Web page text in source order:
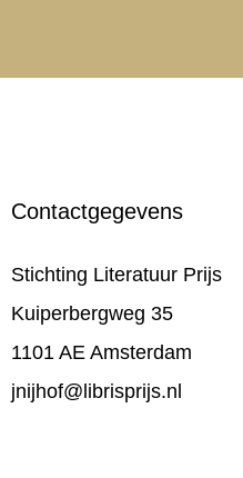
Contactgegevens
Stichting Literatuur Prijs
Kuiperbergweg 35
1101 AE Amsterdam
jnijhof@librisprijs.nl